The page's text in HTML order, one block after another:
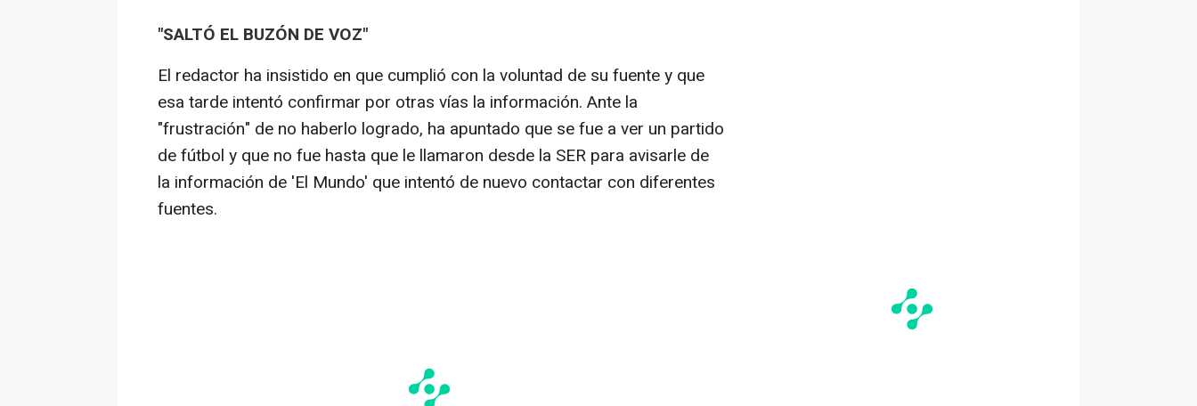
"SALTÓ EL BUZÓN DE VOZ"
El redactor ha insistido en que cumplió con la voluntad de su fuente y que
esa tarde intentó confirmar por otras vías la información. Ante la
"frustración" de no haberlo logrado, ha apuntado que se fue a ver un partido
de fútbol y que no fue hasta que le llamaron desde la SER para avisarle de
la información de 'El Mundo' que intentó de nuevo contactar con diferentes
fuentes.